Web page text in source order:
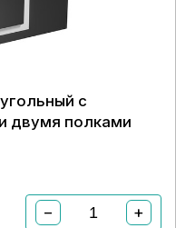
с
двумя полками
− +